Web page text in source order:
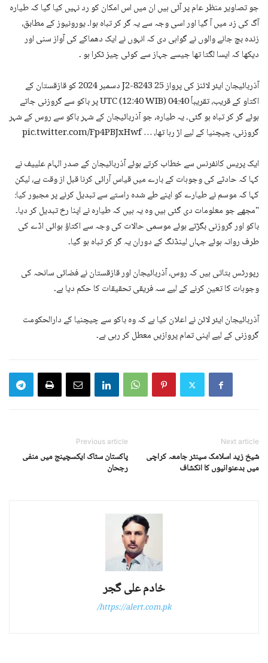
جو تصاویر منظر عام پر آئی ہیں ان میں اس امکان کو رد نہیں کیا گیا کہ طیارہ
آگ کی زد میں آ گیا اور اسی وجہ سے یہ گر کر تباہ ہوا۔ یورونیوز کے مطابق،
زندہ بچ جانے والوں نے گواہی دی کہ انہوں نے ایک دھماکے کی آواز سنی اور
دیکھا کہ ایسا لگتا تھا جیسے جہاز سے کوئی چیز ٹکرا ہو ۔
آذربائیجان ایئر لائنز کی پرواز J2-8243 25 دسمبر 2024 کو قازقستان کے
اکتاو کے قریب، تقریباً 04:40 UTC (12:40 WIB) پر باکو سے گروزنی جاتے
ہوئے گر کر تباہ ہو گئی۔ یہ طیارہ، جو آذربائیجان کے شہر باکو سے روس کے شہر
گروزنی، چیچنیا کے لیے اڑ رہا تھا، … pic.twitter.com/Fp4PBJxHwf
ایک پریس کانفرنس سے خطاب کرتے ہوئے آذربائیجان کے صدر الہام علییف نے
کہا کہ حادثے کی وجوہات کے بارے میں قیاس آرائی کرنا قبل از وقت ہے، لیکن
کہا کہ موسم نے طیارے کو اپنے طے شدہ راستے سے تبدیل کرنے پر مجبور کیا:
"مجھے جو معلومات دی گئی ہیں وہ یہ ہیں کہ طیارہ نے اپنا رخ تبدیل کر دیا۔
باکو اور گروزنی بگڑتے ہوئے موسمی حالات کی وجہ سے اکتاؤ ہوائی اڈے کی
طرف روانہ ہوئے جہاں لینڈنگ کے دوران یہ گر کر تباہ ہو گیا۔
رپورٹس بتاتی ہیں کہ روس، آذربائیجان اور قازقستان نے فضائی سانحہ کی
وجوہات کا تعین کرنے کے لیے سہ فریقی تحقیقات کا حکم دیا ہے۔
آذربائیجان ایئر لائن نے اعلان کیا ہے کہ وہ باکو سے چیچنیا کے دارالحکومت
گروزنی کے لیے اپنی تمام پروازیں معطل کر رہی ہے۔
Previous article
پاکستان سٹاک ایکسچینج میں منفی
رجحان
Next article
شیخ زید اسلامک سینٹر جامعہ کراچی
میں بدعنوانیوں کا انکشاف
خادم علی گجر
https://alert.com.pk/